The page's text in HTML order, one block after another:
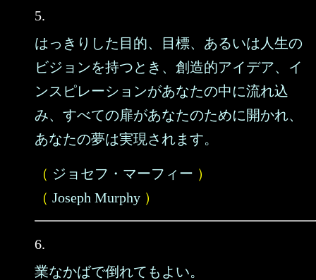
5.
はっきりした目的、目標、あるいは人生の
ビジョンを持つとき、創造的アイデア、イ
ンスピレーションがあなたの中に流れ込
み、すべての扉があなたのために開かれ、
あなたの夢は実現されます。
（ ジョセフ・マーフィー ）
（ Joseph Murphy ）
6.
業なかばで倒れてもよい。